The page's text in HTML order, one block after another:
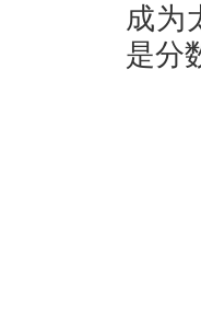
成为
是分